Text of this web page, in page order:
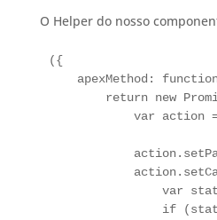
O Helper do nosso
({
apexMethod:
return new
var action
var
if